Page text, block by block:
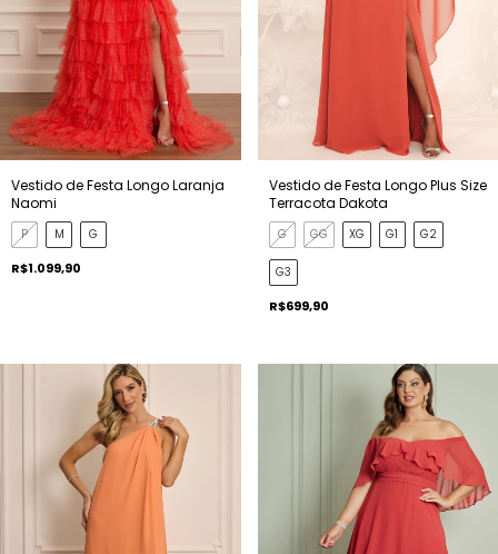
Vestido de Festa Longo Laranja
Naomi
P M G
R$1.099,90
Vestido de Festa Longo Plus Size
Terracota Dakota
G GG XG G1 G2
G3
R$699,90